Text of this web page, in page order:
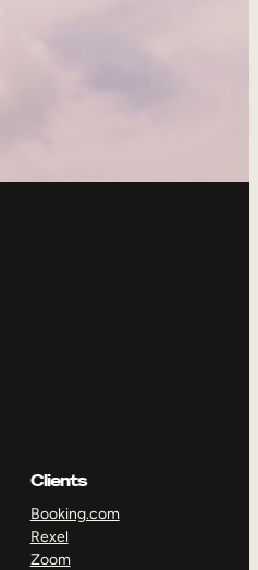
Clients
Booking.com
Rexel
Zoom